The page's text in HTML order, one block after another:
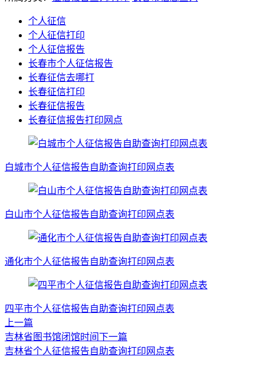
个人征信
个人征信打印
个人征信报告
长春市个人征信报告
长春征信去哪打
长春征信打印
长春征信报告
长春征信报告打印网点
白城市个人征信报告自助查询打印网点表
白山市个人征信报告自助查询打印网点表
通化市个人征信报告自助查询打印网点表
四平市个人征信报告自助查询打印网点表
上一篇
吉林省图书馆闭馆时间下一篇
吉林省个人征信报告自助查询打印网点表